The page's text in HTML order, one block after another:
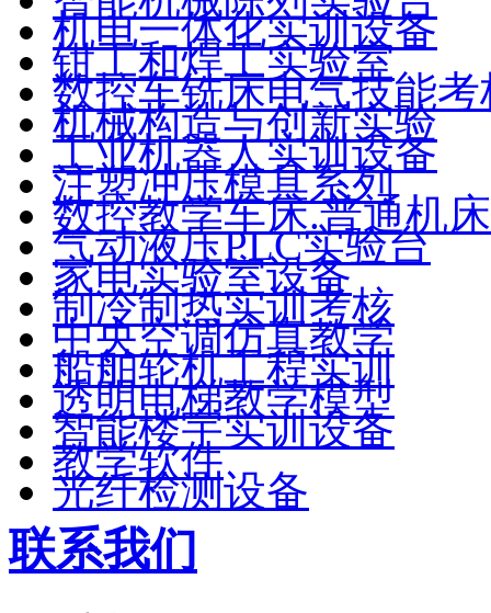
机电一体化实训设备
钳工和焊工实验室
数控车铣床电气技能考
机械构造与创新实验
工业机器人实训设备
注塑冲压模具系列
数控教学车床.普通机床
气动液压PLC实验台
家电实验室设备
制冷制热实训考核
中央空调仿真教学
船舶轮机工程实训
透明电梯教学模型
智能楼宇实训设备
教学软件
光纤检测设备
联系我们